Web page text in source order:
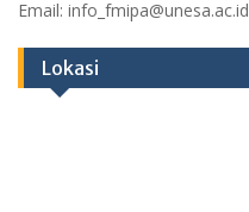
Email: info_fmipa@unesa.ac.id
Lokasi